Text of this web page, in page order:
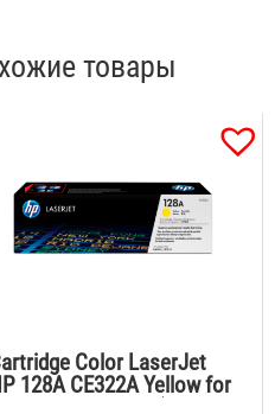
товары
Color LaserJet
128A CE322A Yellow for